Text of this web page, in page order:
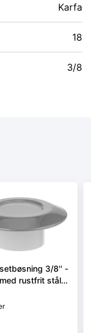
Karfa
18
3/8
3/8'' -
rustfrit stål